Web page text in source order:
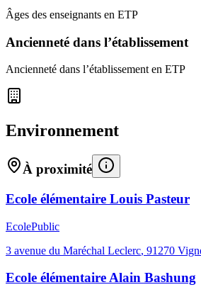
Âges des enseignants en ETP
Ancienneté dans l’établissement
Ancienneté dans l’établissement en ETP
Environnement
À proximité
Ecole élémentaire Louis Pasteur
EcolePublic
3 avenue du Maréchal Leclerc, 91270
Ecole élémentaire Alain Bashung